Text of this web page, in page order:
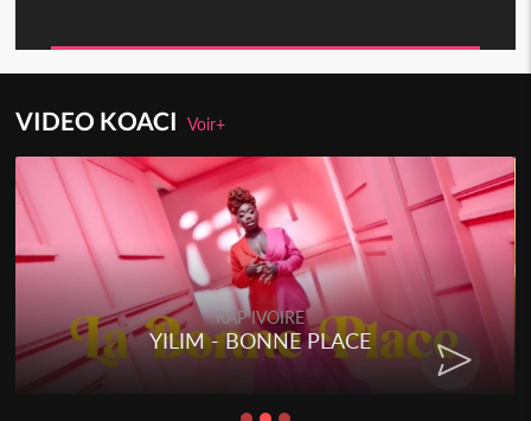
VIDEO KOACIVoir+
RAP IVOIRE
YILIM - BONNE PLACE